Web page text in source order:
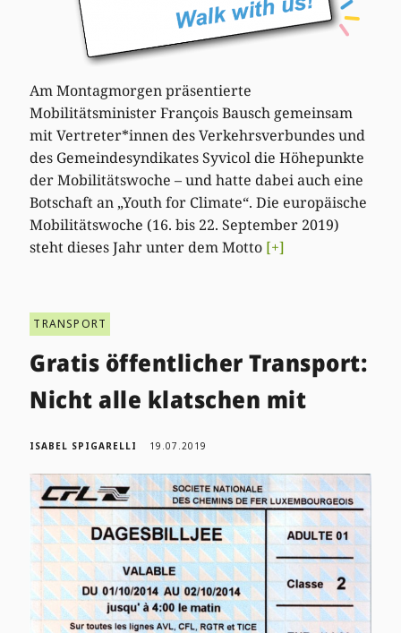
Am Montagmorgen präsentierte
Mobilitätsminister François Bausch gemeinsam
mit Vertreter*innen des Verkehrsverbundes und
des Gemeindesyndikates Syvicol die Höhepunkte
der Mobilitätswoche – und hatte dabei auch eine
Botschaft an „Youth for Climate“. Die europäische
Mobilitätswoche (16. bis 22. September 2019)
steht dieses Jahr unter dem Motto [+]
TRANSPORT
Gratis öffentlicher Transport:
Nicht alle klatschen mit
ISABEL SPIGARELLI 19.07.2019